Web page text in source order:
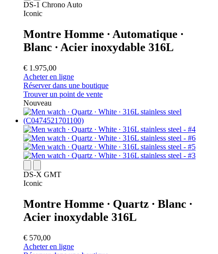
DS-1 Chrono Auto
Iconic
Montre Homme ∙ Automatique ∙
Blanc ∙ Acier inoxydable 316L
€ 1.975,00
Acheter en ligne
Réserver dans une boutique
Trouver un point de vente
Nouveau
DS-X GMT
Iconic
Montre Homme ∙ Quartz ∙ Blanc ∙
Acier inoxydable 316L
€ 570,00
Acheter en ligne